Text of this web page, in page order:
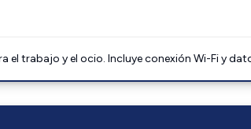
el trabajo y el ocio. Incluye conexión Wi-Fi y